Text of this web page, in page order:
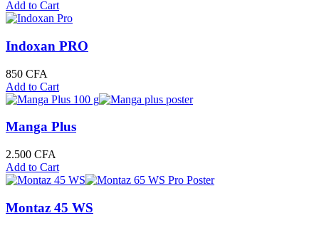
Add to Cart
Indoxan PRO
850 CFA
Add to Cart
Manga Plus
2.500 CFA
Add to Cart
Montaz 45 WS